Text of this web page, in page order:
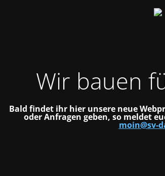
Wir bauen
Bald findet ihr hier unsere neue
oder Anfragen geben, so meldet
moin@sv-